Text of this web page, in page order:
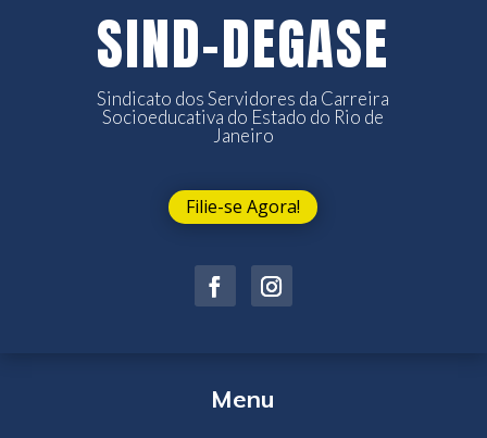
SIND-DEGASE
Sindicato dos Servidores da Carreira
Socioeducativa do Estado do Rio de
Janeiro
Filie-se Agora!
Menu